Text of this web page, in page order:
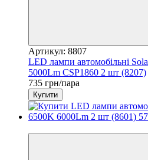
Артикул: 8807
LED лампи автомобільні
5000Lm CSP1860 2 шт (8207)
735 грн/пара
Купити